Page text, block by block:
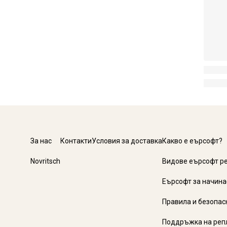
За нас
Novritsch
КонтактиУсловия за доставкаКакво е еърсофт?
Видове еърсофт
Еърсофт за
Правила и
Поддръжка на